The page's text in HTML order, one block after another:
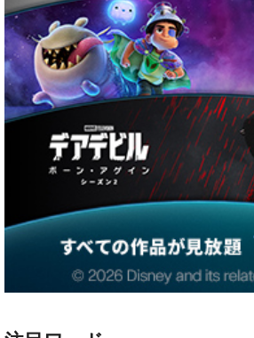
注目ワード